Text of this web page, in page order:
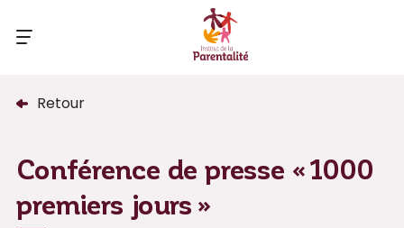
Retour
Conférence de presse « 1000
premiers jours »